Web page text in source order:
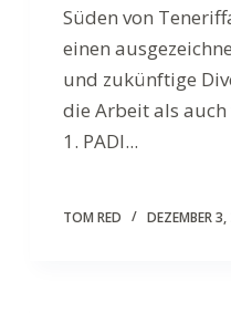
Süden von
einen
und zukünftige
die Arbeit als
1. PADI...
TOM RED DEZEMBER